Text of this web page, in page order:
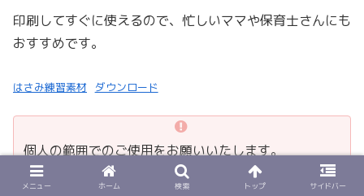
印刷してすぐに使えるので、忙しいママや保育士さんにも
おすすめです。
はさみ練習素材 ダウンロード
個人の範囲でのご使用をお願いいたします。
不明点はお問い合わせまで。
メニュー ホーム 検索 トップ サイドバー